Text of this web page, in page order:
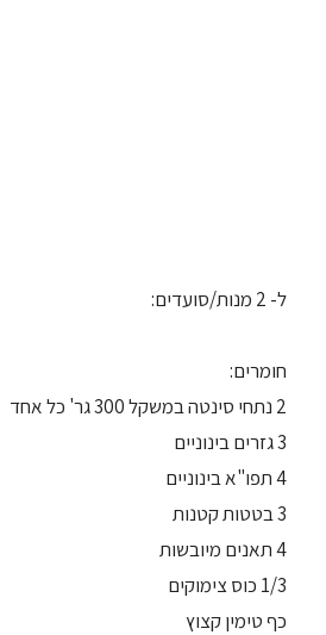
ל- 2 מנות/סועדים:
חומרים:
2 נתחי סינטה במשקל 300 גר' כל אחד
3 גזרים בינוניים
4 תפו"א בינוניים
3 בטטות קטנות
4 תאנים מיובשות
1/3 כוס צימוקים
כף טימין קצוץ